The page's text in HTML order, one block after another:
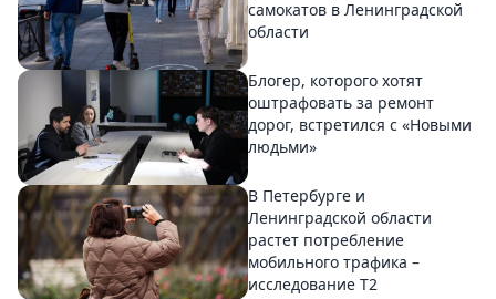
самокатов в Ленинградской
области
Блогер, которого хотят
оштрафовать за ремонт
дорог, встретился с «Новыми
людьми»
В Петербурге и
Ленинградской области
растет потребление
мобильного трафика –
исследование T2